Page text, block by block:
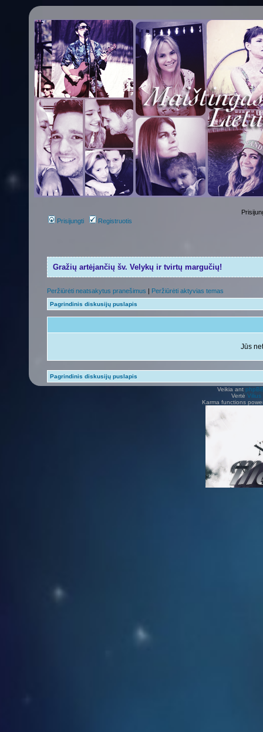
Prisijungti Registruotis
Gražių artėjančių šv. Velykų ir tvirtų margučių!
Peržiūrėti neatsakytus pranešimus | Peržiūrėti aktyvias temas
Pagrindinis diskusijų puslapis
Jūs
Pagrindinis diskusijų puslapis
Veikia ant
Vertė Vilius
Karma functions